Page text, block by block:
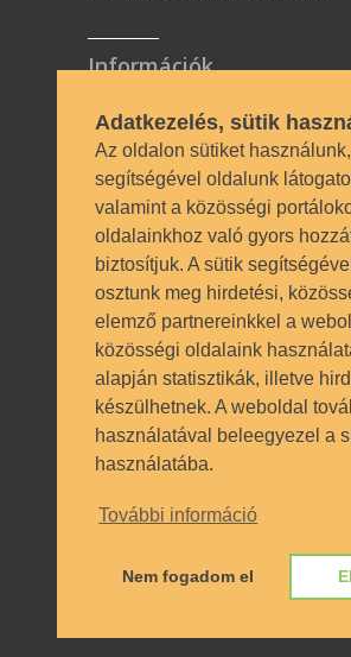
Adatkezelés, sütik
Az oldalon sütiket
segítségével oldalunk
valamint a közösségi
oldalainkhoz való gyors
biztosítjuk. A sütik
osztunk meg hirdetési,
elemző partnereinkkel a
közösségi oldalaink
alapján statisztikák, illetve
készülhetnek. A weboldal
használatával beleegyezel a
használatába.
További információ
Nem fogadom el
Információk
Impresszum
ÁSZF
Adatkezelési tájkoztató
Tanúsítványaink